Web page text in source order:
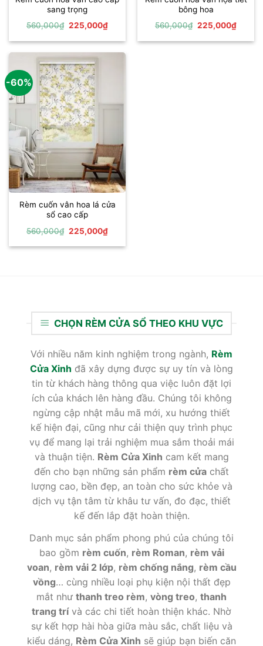
sang trọng
560,000₫ Giá
là:
225,000₫Giá
tại
225,000₫.
bông hoa
560,000₫ Giá
là:
225,000₫Giá
tại
-60%
Rèm cuốn vân hoa lá cửa
sổ cao cấp
560,000₫ Giá
là:
225,000₫Giá
tại
CHỌN RÈM CỬA SỔ THEO KHU VỰC
Với nhiều năm kinh nghiệm trong ngành, Rèm
Cửa Xinh đã xây dựng được sự uy tín và lòng
tin từ khách hàng thông qua việc luôn đặt lợi
ích của khách lên hàng đầu. Chúng tôi không
ngừng cập nhật mẫu mã mới, xu hướng thiết
kế hiện đại, cũng như cải thiện quy trình phục
vụ để mang lại trải nghiệm mua sắm thoải mái
và thuận tiện. Rèm Cửa Xinh cam kết mang
đến cho bạn những sản phẩm rèm cửa chất
lượng cao, bền đẹp, an toàn cho sức khỏe và
dịch vụ tận tâm từ khâu tư vấn, đo đạc, thiết
kế đến lắp đặt hoàn thiện.
Danh mục sản phẩm phong phú của chúng tôi
bao gồm rèm cuốn, rèm Roman, rèm vải
voan, rèm vải 2 lớp, rèm chống nắng, rèm cầu
vồng… cùng nhiều loại phụ kiện nội thất đẹp
mắt như thanh treo rèm, vòng treo, thanh
trang trívà các chi tiết hoàn thiện khác. Nhờ
sự kết hợp hài hòa giữa màu sắc, chất liệu và
kiểu dáng, Rèm Cửa Xinh sẽ giúp bạn biến căn